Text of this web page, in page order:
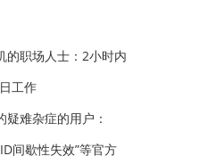
的职场人士：2小时内
工作
难杂症的用户：
间歇性失效”等官方